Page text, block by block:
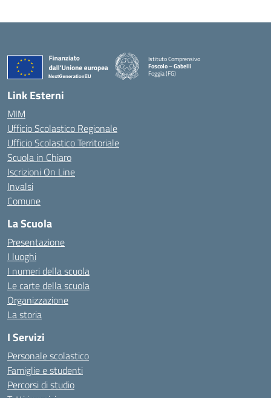
Istituto Comprensivo
Foscolo – Gabelli
Foggia (FG)
— Visita la pagina iniziale della scuola
Link Esterni
MIM
Ufficio Scolastico Regionale
Ufficio Scolastico Territoriale
Scuola in Chiaro
Iscrizioni On Line
Invalsi
Comune
La Scuola
Presentazione
I luoghi
I numeri della scuola
Le carte della scuola
Organizzazione
La storia
I Servizi
Personale scolastico
Famiglie e studenti
Percorsi di studio